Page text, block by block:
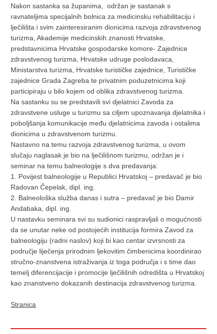
Nakon sastanka sa županima, održan je sastanak s
ravnateljima specijalnih bolnica za medicinsku rehabilitaciju i
lječilišta i svim zainteresiranim dionicima razvoja zdravstvenog
turizma, Akademije medicinskih znanosti Hrvatske,
predstavnicima Hrvatske gospodarske komore- Zajednice
zdravstvenog turizma, Hrvatske udruge poslodavaca,
Ministarstva turizma, Hrvatske turističke zajednice, Turističke
zajednice Grada Zagreba te privatnim poduzetnicima koji
participiraju u bilo kojem od oblika zdravstvenog turizma.
Na sastanku su se predstavili svi djelatnici Zavoda za
zdravstvene usluge u turizmu sa ciljem upoznavanja djelatnika i
poboljšanja komunikacije među djelatnicima zavoda i ostalima
dionicima u zdravstvenom turizmu.
Nastavno na temu razvoja zdravstvenog turizma, u ovom
slučaju naglasak je bio na lječilišnom turizmu, održan je i
seminar na temu balneologije s dva predavanja:
1. Povijest balneologije u Republici Hrvatskoj – predavač je bio
Radovan Čepelak, dipl. ing.
2. Balneološka služba danas i sutra – predavač je bio Damir
Andabaka, dipl. ing.
U nastavku seminara svi su sudionici raspravljali o mogućnosti
da se unutar neke od postojećih institucija formira Zavod za
balneologiju (radni naslov) koji bi kao centar izvrsnosti za
područje liječenja prirodnim ljekovitim čimbenicima koordinirao
stručno-znanstvena istraživanja iz toga područja i s time dao
temelj diferencijacije i promocije lječilišnih odredišta u Hrvatskoj
kao znanstveno dokazanih destinacija zdravstvenog turizma.
Stranica